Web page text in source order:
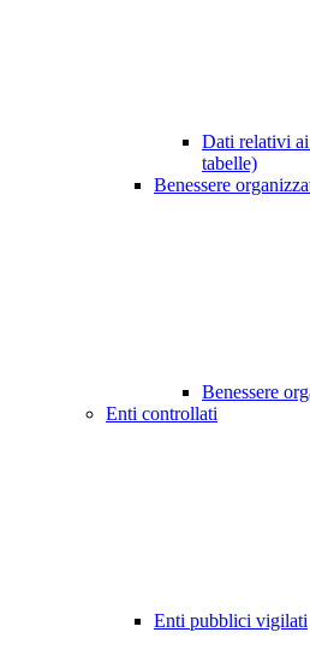
Dati relativi
tabelle)
Benessere
Benessere
Enti controllati
Enti pubblici vigilati